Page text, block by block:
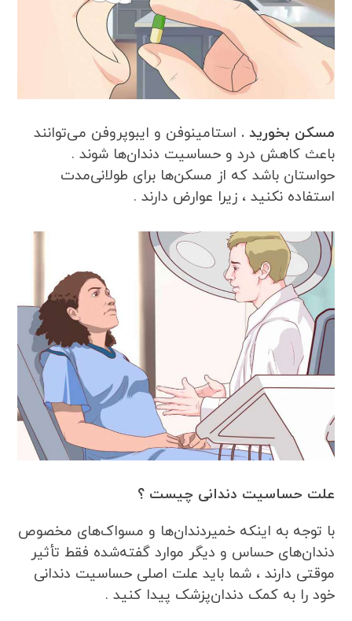
مسکن بخورید . استامینوفن و ایبوپروفن می‌توانند
باعث کاهش درد و حساسیت دندان‌ها شوند .
حواستان باشد که از مسکن‌ها برای طولانی‌مدت
استفاده نکنید ، زیرا عوارض دارند .
علت حساسیت دندانی چیست ؟
با توجه به اینکه خمیردندان‌ها و مسواک‌های مخصوص
دندان‌های حساس و دیگر موارد گفته‌شده فقط تأثیر
موقتی دارند ، شما باید علت اصلی حساسیت دندانی
خود را به کمک دندان‌پزشک پیدا کنید .